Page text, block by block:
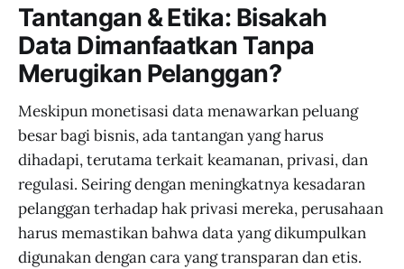
Tantangan & Etika: Bisakah
Data Dimanfaatkan Tanpa
Merugikan Pelanggan?
Meskipun monetisasi data menawarkan peluang
besar bagi bisnis, ada tantangan yang harus
dihadapi, terutama terkait keamanan, privasi, dan
regulasi. Seiring dengan meningkatnya kesadaran
pelanggan terhadap hak privasi mereka, perusahaan
harus memastikan bahwa data yang dikumpulkan
digunakan dengan cara yang transparan dan etis.